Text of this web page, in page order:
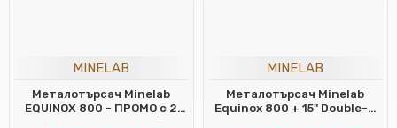
MINELAB
Металотърсач Minelab
EQUINOX 800 - ПРОМО с 2
MINELAB
Металотърсач Minelab
Equinox 800 + 15" Double-D